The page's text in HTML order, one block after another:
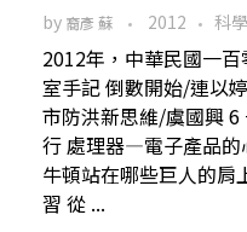
by 裔彥 蘇 2012 科
2012年，中華民國一
室手記 倒數開始/連以
市防洪新思維/虞國興
行 處理器—電子產品的
牛頓站在哪些巨人的肩
習 從 ...